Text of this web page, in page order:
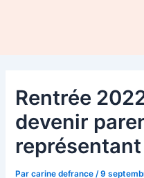
Rentrée
devenir
représentant
Parcarine defrance /9